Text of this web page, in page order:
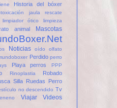
Historia del bóxer
jaula rescate
limpiador ótico limpieza
animal Mascotas
Noticias oído olfato
Perdido perro
Playa perros
PPP
Rinoplastia
Robado
Silla Ruedas Perro
no descendido Tv
Viajar Videos